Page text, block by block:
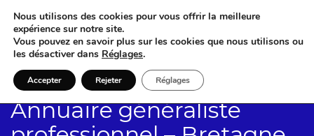
Annuaire généraliste
Nous utilisons des cookies pour vous offrir la meilleure
expérience sur notre site.
Vous pouvez en savoir plus sur les cookies que nous utilisons ou
les désactiver dans Réglages.
Accepter Rejeter Réglages